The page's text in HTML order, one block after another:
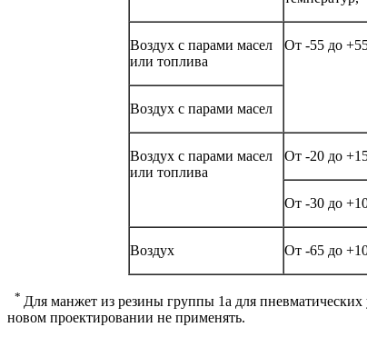
Воздух с парами масел
или топлива
От -55 до
Воздух с парами масел
Воздух с парами масел
или топлива
От -20 до
От -30 до
Воздух От -65 до
* Для манжет из резины группы 1а для
новом проектировании не применять.